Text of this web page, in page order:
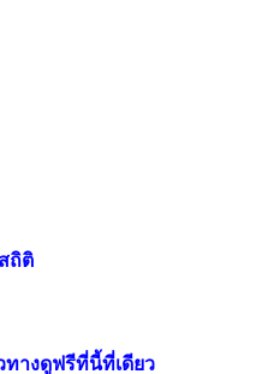
ถิติ
างดูฟรีที่นี้ที่เดียว